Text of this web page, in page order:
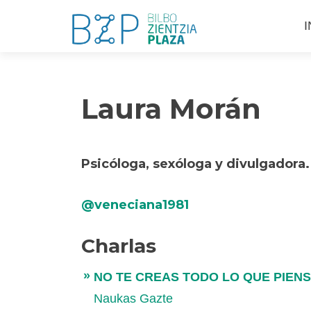
Laura Morán
Psicóloga, sexóloga y divulgadora.
@veneciana1981
Charlas
NO TE CREAS TODO LO QUE
Naukas Gazte